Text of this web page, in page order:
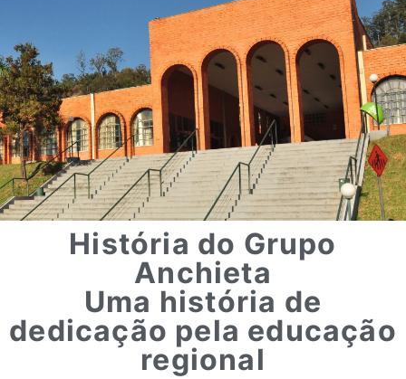
História do Grupo
Anchieta
Uma história de
dedicação pela educação
regional